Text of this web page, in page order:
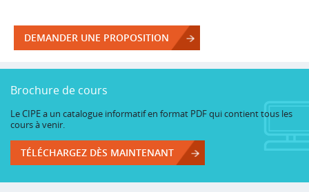
DEMANDER UNE PROPOSITION
Brochure de cours
Le CIPE a un catalogue informatif en format PDF qui contient tous les
cours à venir.
TÉLÉCHARGEZ DÈS MAINTENANT